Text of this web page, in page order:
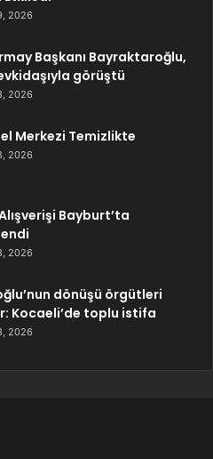
2026
Başkanı Bayraktaroğlu,
görüştü
2026
Merkezi Temizlikte
2026
Bayburt’ta
2026
dönüşü örgütleri
Kocaeli’de toplu istifa
2026